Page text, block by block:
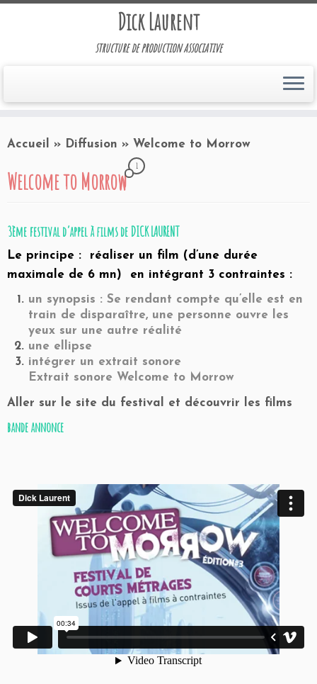
Dick Laurent
structure de production associative
Accueil » Diffusion » Welcome to Morrow
Welcome to Morrow
1
3ème festival d’appel à films de DICK LAURENT
Le principe : réaliser un film (d’une durée
maximale de 6 mn) en intégrant 3 contraintes :
un synopsis : Se rendant compte qu’elle est en
train de disparaître, une personne ouvre les
yeux sur une autre réalité
une ellipse
intégrer un extrait sonore
Extrait sonore Welcome to Morrow
Aller sur le site du festival et découvrir les films
bande annonce